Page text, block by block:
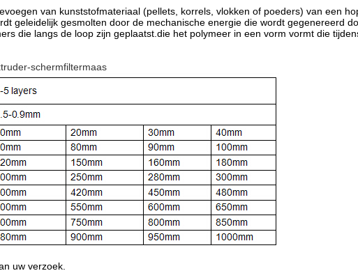
van kunststofmateriaal (pellets, korrels, vlokken of poeders) van een
geleidelijk gesmolten door de mechanische energie die wordt gegenereerd
die langs de loop zijn geplaatst.die het polymeer in een vorm vormt die
schermfiltermaas
uw verzoek.